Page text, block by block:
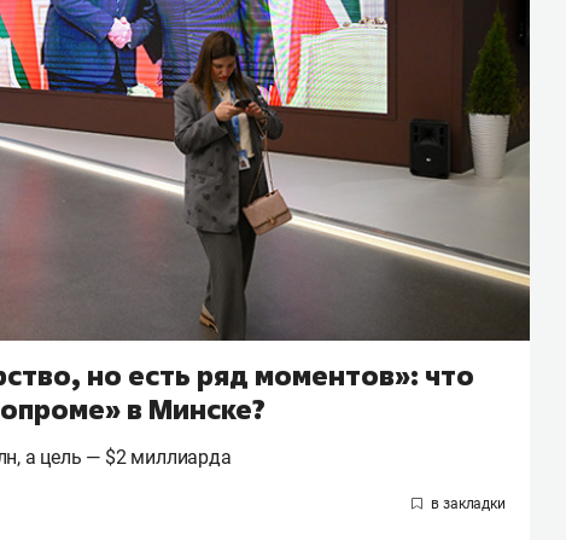
но есть ряд моментов»: что
в Минске?
а цель — $2 миллиарда